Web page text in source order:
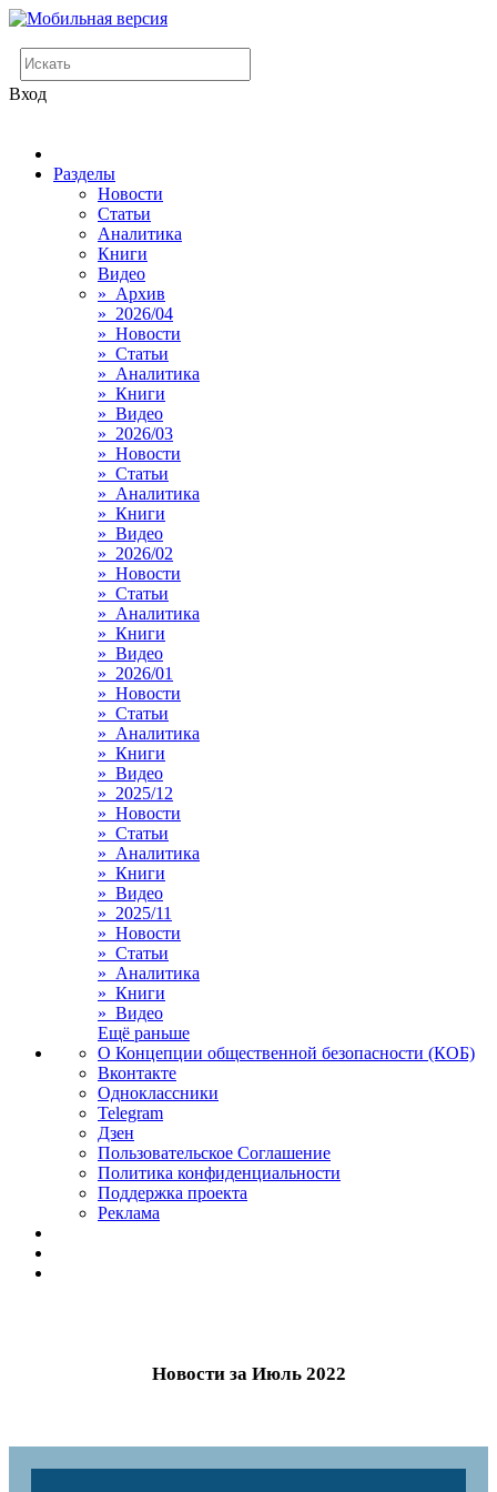
Вход
Разделы
Новости
Статьи
Аналитика
Книги
Видео
» Архив
» 2026/04
» Новости
» Статьи
» Аналитика
» Книги
» Видео
» 2026/03
» Новости
» Статьи
» Аналитика
» Книги
» Видео
» 2026/02
» Новости
» Статьи
» Аналитика
» Книги
» Видео
» 2026/01
» Новости
» Статьи
» Аналитика
» Книги
» Видео
» 2025/12
» Новости
» Статьи
» Аналитика
» Книги
» Видео
» 2025/11
» Новости
» Статьи
» Аналитика
» Книги
» Видео
Ещё раньше
О Концепции общественной безопасности (КОБ)
Вконтакте
Одноклассники
Telegram
Дзен
Пользовательское Соглашение
Политика конфиденциальности
Поддержка проекта
Реклама
Новости за Июль 2022